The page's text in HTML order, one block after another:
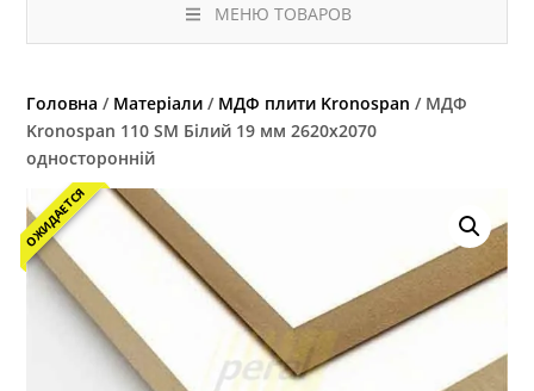
МЕНЮ ТОВАРОВ
Головна / Матеріали / МДФ плити Kronospan / МДФ
Kronospan 110 SM Білий 19 мм 2620х2070
односторонній
ОЖИДАЕТСЯ